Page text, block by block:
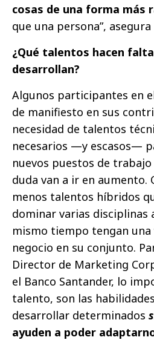
cosas de una forma más
que una persona”, asegura
¿Qué talentos hacen
desarrollan?
Algunos participantes en
de manifiesto en sus
necesidad de talentos
necesarios —y escasos—
nuevos puestos de trabajo
duda van a ir en aumento.
menos talentos híbridos
dominar varias disciplinas
mismo tiempo tengan
negocio en su conjunto.
Director de Marketing
el Banco Santander, lo
talento, son las
desarrollar determinados
ayuden a poder